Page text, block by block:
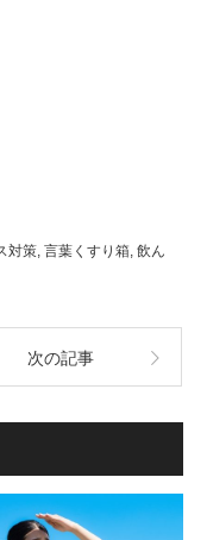
対策, 言葉くすり箱, 飲ん
次の記事